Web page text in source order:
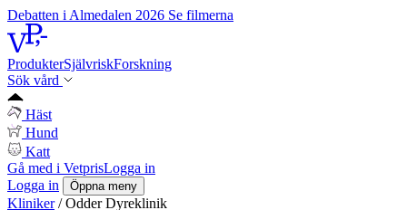
Debatten i Almedalen 2026 Se filmerna
ProdukterSjälvriskForskning
Sök vård
Häst
Hund
Katt
Gå med i VetprisLogga in
Logga in
Öppna meny
Kliniker / Odder Dyreklinik